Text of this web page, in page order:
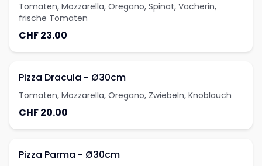
Tomaten, Mozzarella, Oregano, Spinat, Vacherin,
frische Tomaten
CHF 23.00
Pizza Dracula - Ø30cm
Tomaten, Mozzarella, Oregano, Zwiebeln, Knoblauch
CHF 20.00
Pizza Parma - Ø30cm